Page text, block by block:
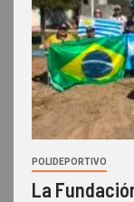
POLIDEPORTIVO
La